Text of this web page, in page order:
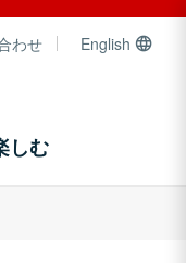
わせ English
しむ